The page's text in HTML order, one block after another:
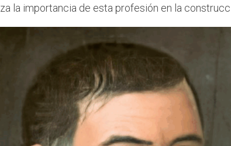
la importancia de esta profesión en la